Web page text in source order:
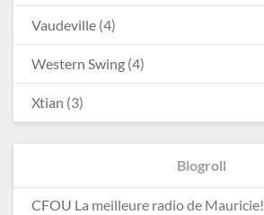
Vaudeville (4)
Western Swing (4)
Xtian (3)
Blogroll
CFOU La meilleure radio de Mauricie!